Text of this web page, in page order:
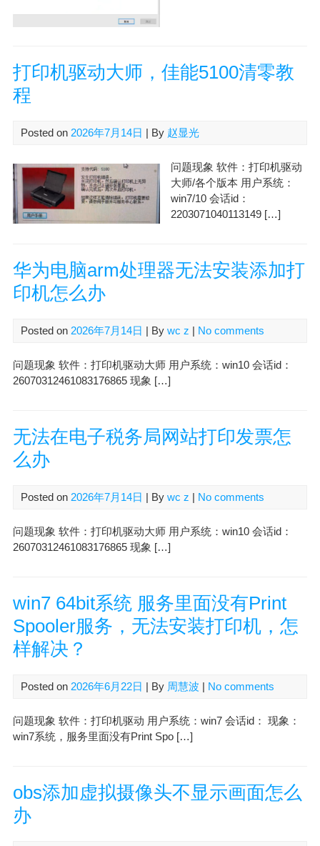
打印机驱动大师，佳能5100清零教
程
Posted on 2026年7月14日 | By 赵显光
问题现象 软件：打印机驱动
大师/各个版本 用户系统：
win7/10 会话id：
2203071040113149 […]
华为电脑arm处理器无法安装添加打
印机怎么办
Posted on 2026年7月14日 | By wc z No comments
问题现象 软件：打印机驱动大师 用户系统：win10 会话id：
26070312461083176865 现象 […]
无法在电子税务局网站打印发票怎
么办
Posted on 2026年7月14日 | By wc z No comments
问题现象 软件：打印机驱动大师 用户系统：win10 会话id：
26070312461083176865 现象 […]
win7 64bit系统 服务里面没有Print
Spooler服务，无法安装打印机，怎
样解决？
Posted on 2026年6月22日 | By 周慧波 No comments
问题现象 软件：打印机驱动 用户系统：win7 会话id： 现象：
win7系统，服务里面没有Print Spo […]
obs添加虚拟摄像头不显示画面怎么
办